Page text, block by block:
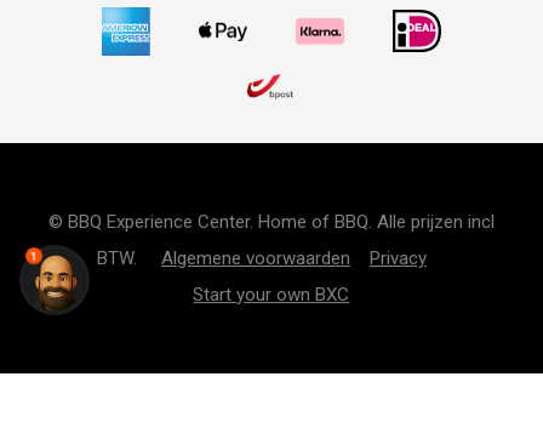
© BBQ Experience Center. Home of BBQ. Alle prijzen incl
BTW. Algemene voorwaarden
Privacy
Start your own BXC
1